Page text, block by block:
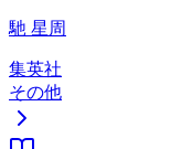
馳 星周
集英社
その他